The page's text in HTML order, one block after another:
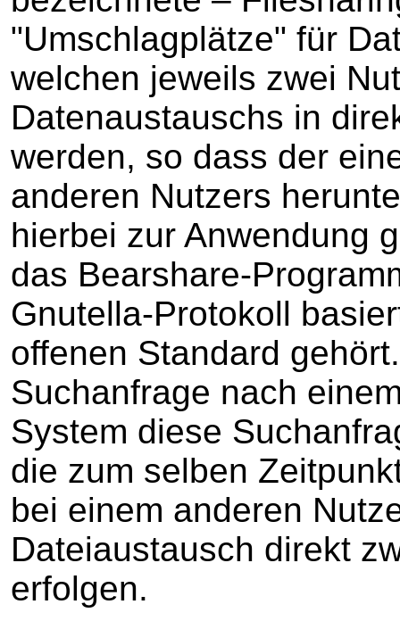
"Umschlagplätze" für
welchen jeweils zwei
Datenaustauschs in
werden, so dass der
anderen Nutzers
hierbei zur Anwendung
das Bearshare-
Gnutella-Protokoll
offenen Standard
Suchanfrage nach
System diese
die zum selben
bei einem anderen
Dateiaustausch direkt
erfolgen.